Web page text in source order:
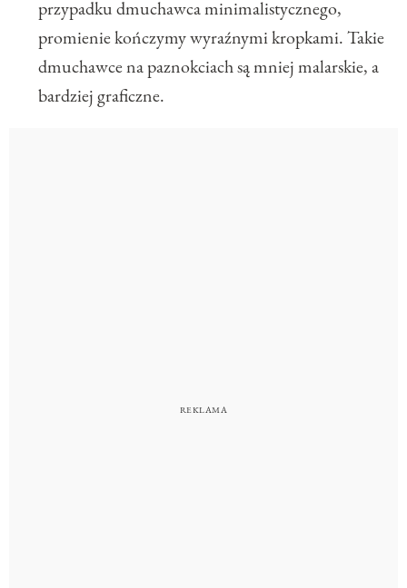
przypadku dmuchawca minimalistycznego,
promienie kończymy wyraźnymi kropkami. Takie
dmuchawce na paznokciach są mniej malarskie, a
bardziej graficzne.